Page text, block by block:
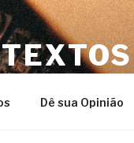
Dê sua Opinião